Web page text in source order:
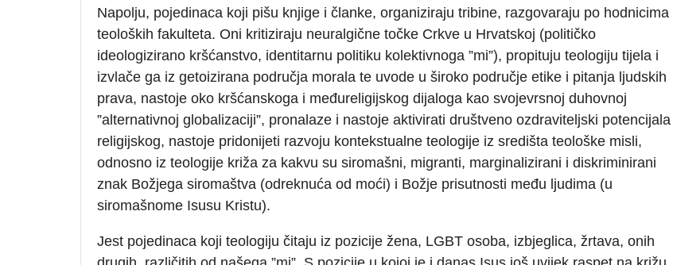
Napolju, pojedinaca koji pišu knjige i članke, organiziraju tribine, razgovaraju po hodnicima
teoloških fakulteta. Oni kritiziraju neuralgične točke Crkve u Hrvatskoj (političko
ideologizirano kršćanstvo, identitarnu politiku kolektivnoga ”mi”), propituju teologiju tijela i
izvlače ga iz getoizirana područja morala te uvode u široko područje etike i pitanja ljudskih
prava, nastoje oko kršćanskoga i međureligijskog dijaloga kao svojevrsnoj duhovnoj
”alternativnoj globalizaciji”, pronalaze i nastoje aktivirati društveno ozdraviteljski potencijala
religijskog, nastoje pridonijeti razvoju kontekstualne teologije iz središta teološke misli,
odnosno iz teologije križa za kakvu su siromašni, migranti, marginalizirani i diskriminirani
znak Božjega siromaštva (odreknuća od moći) i Božje prisutnosti među ljudima (u
siromašnome Isusu Kristu).
Jest pojedinaca koji teologiju čitaju iz pozicije žena, LGBT osoba, izbjeglica, žrtava, onih